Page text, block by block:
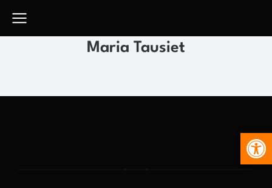
Maria Tausiet